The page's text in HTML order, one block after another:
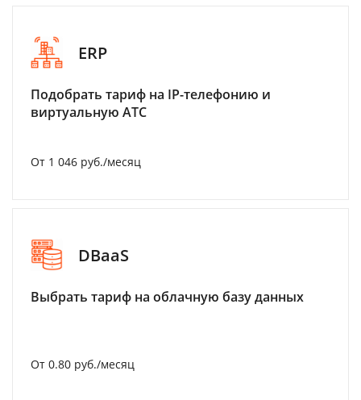
ERP
Подобрать тариф на IP-телефонию и
виртуальную АТС
От 1 046 руб./месяц
DBaaS
Выбрать тариф на облачную базу данных
От 0.80 руб./месяц